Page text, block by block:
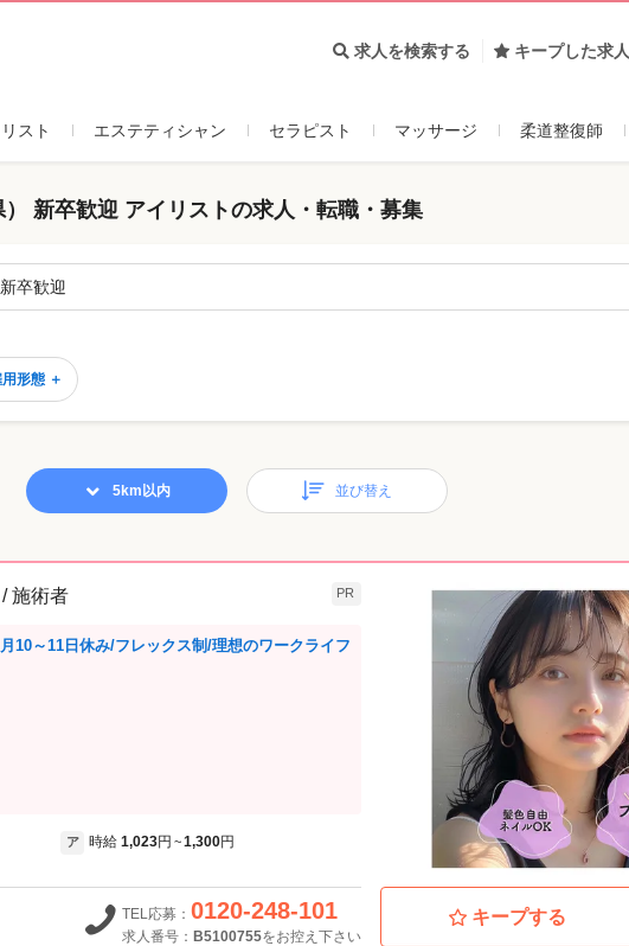
求人を検索する キープした求人
スト エステティシャン セラピスト マッサージ 柔道整復師
新卒歓迎 アイリストの求人・転職・募集
卒歓迎
用形態 ＋
5km以内 並び替え
施術者 PR
10～11日休み/フレックス制/理想のワークライフ
ア 時給 1,023円 ~1,300円
TEL応募： 0120-248-101
求人番号： B5100755をお控え下さい
キープする